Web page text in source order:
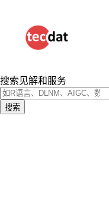
搜索见解和服务
搜索